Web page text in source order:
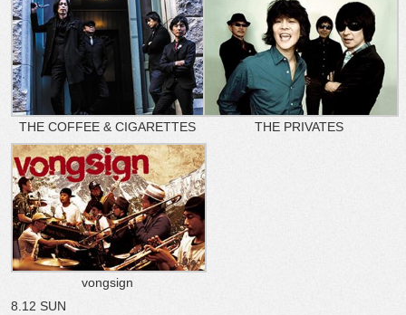
THE COFFEE & CIGARETTES THE PRIVATES
vongsign
8.12 SUN